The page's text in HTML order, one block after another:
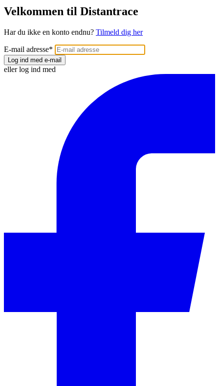
Velkommen til Distantrace
Har du ikke en konto endnu? Tilmeld dig her
E-mail adresse*
Log ind med e-mail
eller log ind med